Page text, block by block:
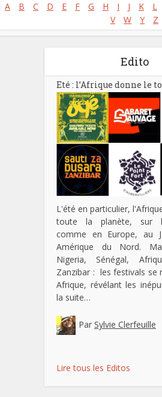
A B C D E F G H I J K L
V
W Y Z
Edito
Eté : l’Afrique donne le
L'été en particulier,
toute la planète, sur
comme en Europe, au
Amérique du Nord.
Nigeria, Sénégal,
Zanzibar : les festivals se
Afrique, révélant les
la suite…
Par Sylvie Clerfeuille
Lire tous les Editos